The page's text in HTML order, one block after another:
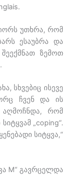
უთხრა, რომ
ესაუბრა და
ზემოთ
სხვებიც ისევე
ჩვენ და ის
რომ
„coping“.
სიტყვა,“
M“ გავრცელდა